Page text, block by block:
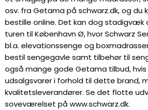
osv. fra Getama på schwarz.dk, og du
bestille online. Det kan dog
turen til København Ø, hvor Schwarz
bl.a. elevationssenge og
bestil sengegavle samt tilbehør til
også mange gode Getama tilbud,
udsalgsvarer i forhold til dette brand,
kvalitetsleverandører. Se det flotte
soveværelset på www.schwarz.dk.